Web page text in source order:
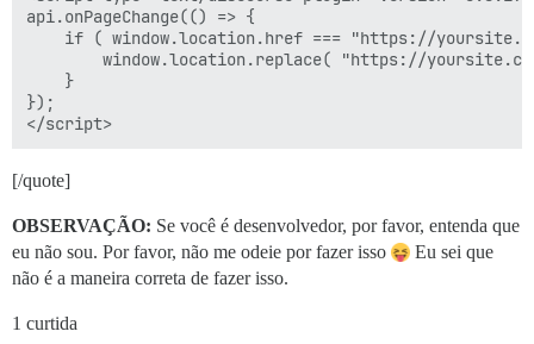
api.onPageChange(() => {
});
[/quote]
OBSERVAÇÃO: Se você é desenvolvedor, por favor, entenda que
eu não sou. Por favor, não me odeie por fazer isso
Eu sei que
não é a maneira correta de fazer isso.
1 curtida